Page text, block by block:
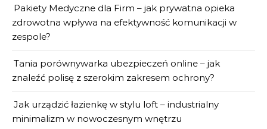
Pakiety Medyczne dla Firm – jak prywatna opieka
zdrowotna wpływa na efektywność komunikacji w
zespole?
Tania porównywarka ubezpieczeń online – jak
znaleźć polisę z szerokim zakresem ochrony?
Jak urządzić łazienkę w stylu loft – industrialny
minimalizm w nowoczesnym wnętrzu